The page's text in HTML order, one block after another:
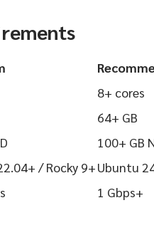
8+ cores
64+ GB
100+ GB
/ Rocky 9+Ubuntu
1 Gbps+